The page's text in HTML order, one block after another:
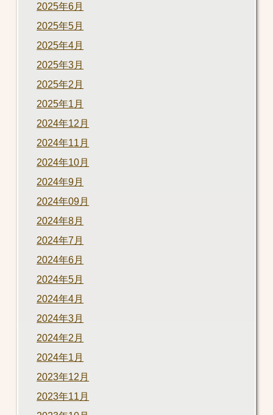
2025年6月
2025年5月
2025年4月
2025年3月
2025年2月
2025年1月
2024年12月
2024年11月
2024年10月
2024年9月
2024年09月
2024年8月
2024年7月
2024年6月
2024年5月
2024年4月
2024年3月
2024年2月
2024年1月
2023年12月
2023年11月